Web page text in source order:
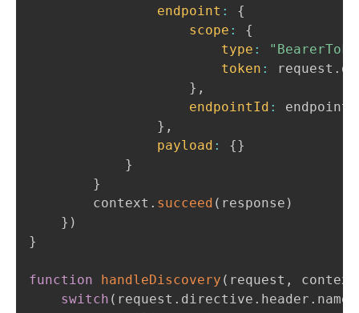
endpoint :
{
scope :
{
type :
token : request .
} ,
endpointId :
} ,
payload : {}
}
}
        context
. succeed ( response )
} )
}
function handleDiscovery ( request , context
switch ( request . directive . header . name